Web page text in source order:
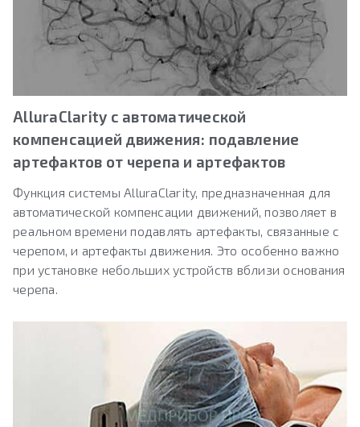
AlluraClarity с автоматической
компенсацией движения: подавление
артефактов от черепа и артефактов
Функция системы AlluraClarity, предназначенная для
автоматической компенсации движений, позволяет в
реальном времени подавлять артефакты, связанные с
черепом, и артефакты движения. Это особенно важно
при установке небольших устройств вблизи основания
черепа.